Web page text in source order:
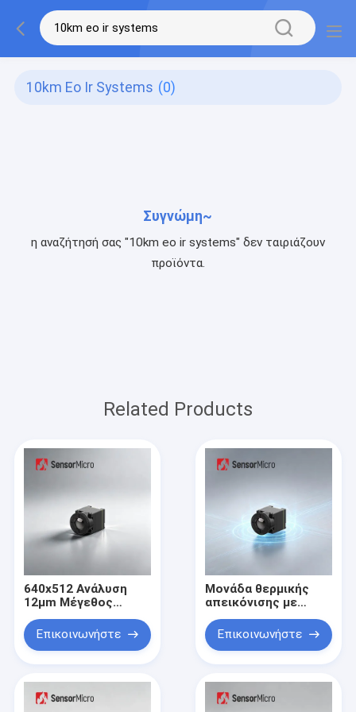
10km Eo Ir Systems (0)
Συγνώμη~
η αναζήτησή σας "10km eo ir systems" δεν ταιριάζουν
προϊόντα.
Related Products
640x512 Ανάλυση
12μm Μέγεθος
εικονοστοιχείων
≤25mK NETD Θερμική
κάμερα πυρήνας για
της ασφάλειας
Επικοινωνήστε
Μονάδα θερμικής
απεικόνισης με
ανάλυση 640x512 με
εξαιρετικά χαμηλή
κατανάλωση
συμπαγές μέγεθος
για φορητές
συσκευές
Επικοινωνήστε